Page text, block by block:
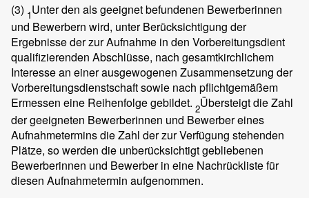
(3) 1Unter den als geeignet befundenen Bewerberinnen
und Bewerbern wird, unter Berücksichtigung der
Ergebnisse der zur Aufnahme in den Vorbereitungsdient
qualifizierenden Abschlüsse, nach gesamtkirchlichem
Interesse an einer ausgewogenen Zusammensetzung der
Vorbereitungsdienstschaft sowie nach pflichtgemäßem
Ermessen eine Reihenfolge gebildet. 2Übersteigt die Zahl
der geeigneten Bewerberinnen und Bewerber eines
Aufnahmetermins die Zahl der zur Verfügung stehenden
Plätze, so werden die unberücksichtigt gebliebenen
Bewerberinnen und Bewerber in eine Nachrückliste für
diesen Aufnahmetermin aufgenommen.